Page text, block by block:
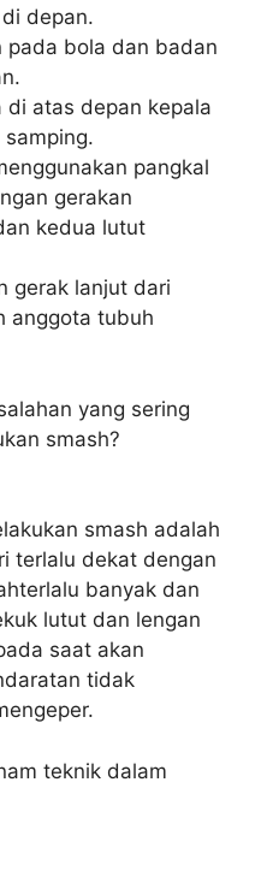
depan.
pada bola dan badan
di atas depan kepala
pangkal
gerakan
kedua lutut
gerak lanjut dari
anggota tubuh
yang sering
smash?
smash adalah
terlalu dekat dengan
banyak dan
lutut dan lengan
saat akan
tidak
teknik dalam